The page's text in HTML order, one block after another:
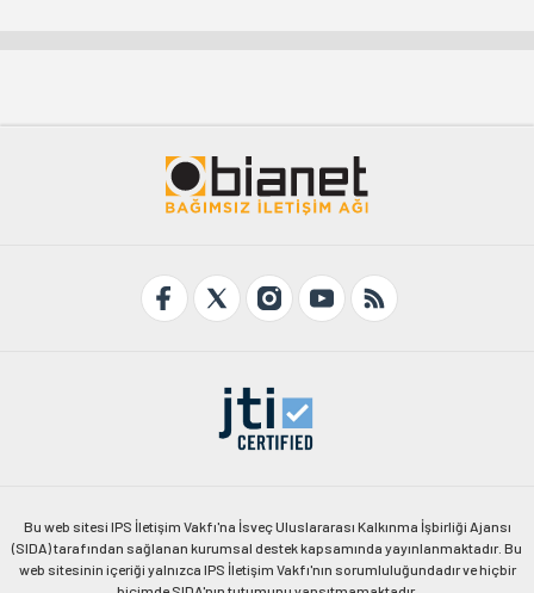
Bu web sitesi IPS İletişim Vakfı'na İsveç Uluslararası Kalkınma İşbirliği Ajansı
(SIDA) tarafından sağlanan kurumsal destek kapsamında yayınlanmaktadır. Bu
web sitesinin içeriği yalnızca IPS İletişim Vakfı'nın sorumluluğundadır ve hiçbir